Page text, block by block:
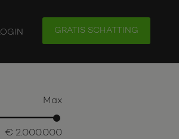
GRATIS SCHATTING
Max
€ 2.000.000